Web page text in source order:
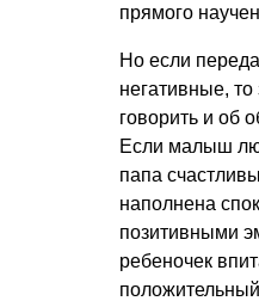
прямого
Но если
негативные,
говорить и об
Если малыш
папа
наполнена
позитивными
ребеночек